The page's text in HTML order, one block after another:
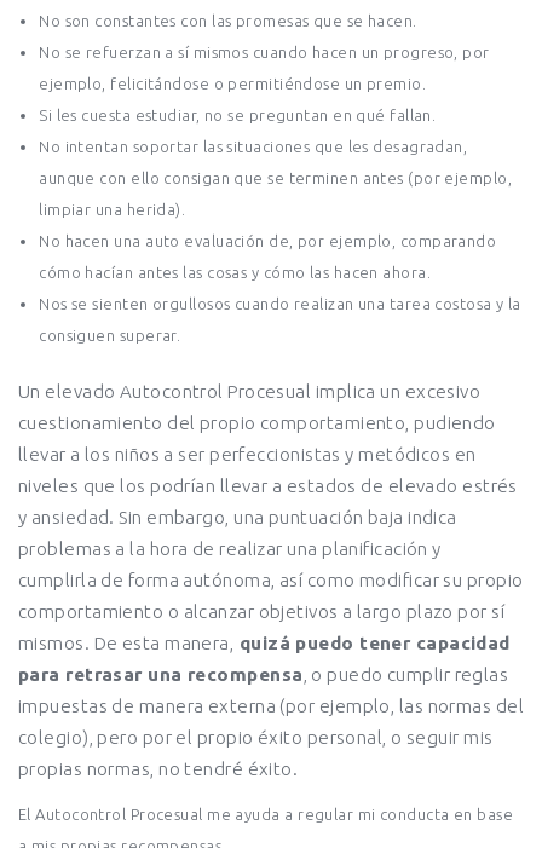
No son constantes con las promesas que se hacen.
No se refuerzan a sí mismos cuando hacen un progreso, por
ejemplo, felicitándose o permitiéndose un premio.
Si les cuesta estudiar, no se preguntan en qué fallan.
No intentan soportar las situaciones que les desagradan,
aunque con ello consigan que se terminen antes (por ejemplo,
limpiar una herida).
No hacen una auto evaluación de, por ejemplo, comparando
cómo hacían antes las cosas y cómo las hacen ahora.
Nos se sienten orgullosos cuando realizan una tarea costosa y la
consiguen superar.
Un elevado Autocontrol Procesual implica un excesivo
cuestionamiento del propio comportamiento, pudiendo
llevar a los niños a ser perfeccionistas y metódicos en
niveles que los podrían llevar a estados de elevado estrés
y ansiedad. Sin embargo, una puntuación baja indica
problemas a la hora de realizar una planificación y
cumplirla de forma autónoma, así como modificar su propio
comportamiento o alcanzar objetivos a largo plazo por sí
mismos. De esta manera,
quizá puedo tener capacidad
para retrasar una recompensa , o puedo cumplir reglas
impuestas de manera externa (por ejemplo, las normas del
colegio), pero por el propio éxito personal, o seguir mis
propias normas, no tendré éxito.
El Autocontrol Procesual me ayuda a regular mi conducta en base